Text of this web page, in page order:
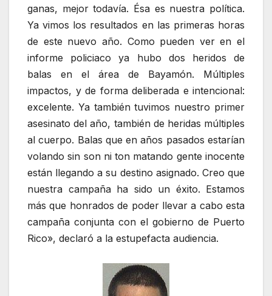
ganas, mejor todavía. Ésa es nuestra política.
Ya vimos los resultados en las primeras horas
de este nuevo año. Como pueden ver en el
informe policiaco ya hubo dos heridos de
balas en el área de Bayamón. Múltiples
impactos, y de forma deliberada e intencional:
excelente. Ya también tuvimos nuestro primer
asesinato del año, también de heridas múltiples
al cuerpo. Balas que en años pasados estarían
volando sin son ni ton matando gente inocente
están llegando a su destino asignado. Creo que
nuestra campaña ha sido un éxito. Estamos
más que honrados de poder llevar a cabo esta
campaña conjunta con el gobierno de Puerto
Rico», declaró a la estupefacta audiencia.